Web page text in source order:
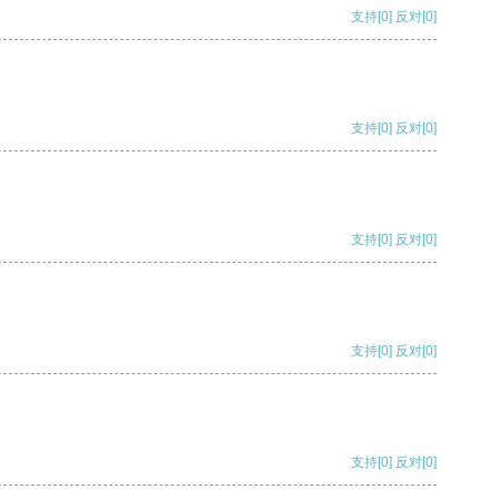
支持[0] 反对[0]
支持[0] 反对[0]
支持[0] 反对[0]
支持[0] 反对[0]
支持[0] 反对[0]